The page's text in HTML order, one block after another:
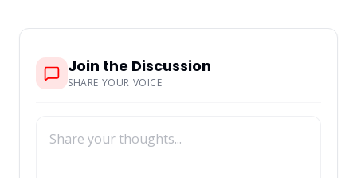
Join the Discussion
SHARE YOUR VOICE